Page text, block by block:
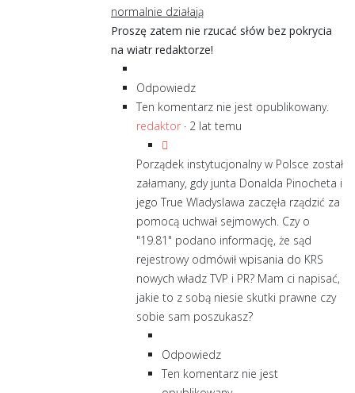
normalnie działają
Proszę zatem nie rzucać słów bez pokrycia
na wiatr redaktorze!
Odpowiedz
Ten komentarz nie jest opublikowany.
redaktor · 2 lat temu
Porządek instytucjonalny w Polsce został
załamany, gdy junta Donalda Pinocheta i
jego True Wladyslawa zaczęła rządzić za
pomocą uchwał sejmowych. Czy o
"19.81" podano informację, że sąd
rejestrowy odmówił wpisania do KRS
nowych władz TVP i PR? Mam ci napisać,
jakie to z sobą niesie skutki prawne czy
sobie sam poszukasz?
Odpowiedz
Ten komentarz nie jest